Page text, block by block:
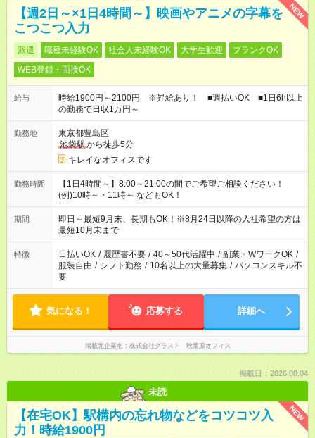
NEW
【週2日～×1日4時間～】映画やアニメの字幕を
こつこつ入力
派遣 職種未経験OK 社会人未経験OK 大学生歓迎
ブランクOK
WEB登録・面接OK
給与
時給1900円～2100円 ※昇給あり！ ■週払いOK ■1日6h以上
の勤務で日収1万円～
勤務地
東京都豊島区
池袋駅から徒歩5分
キレイなオフィスです
勤務時間
【1日4時間～】8:00～21:00の間でご希望ご相談ください！
(例)10時～・11時～ などもOK！
期間
即日～最短9月末、長期もOK！※8月24日以降の入社希望の方は
最短10月末まで
特徴 日払いOK / 履歴書不要 / 40～50代活躍中 / 副業・WワークOK /
服装自由 / シフト勤務 / 10名以上の大量募集 / パソコンスキル不
要
気になる！ 応募する 詳細へ
掲載元企業名 株式会社グラスト 秋葉原オフィス
掲載日：2026.08.04
未読
NEW
【在宅OK】駅構内の忘れ物などをコツコツ入
力！時給1900円